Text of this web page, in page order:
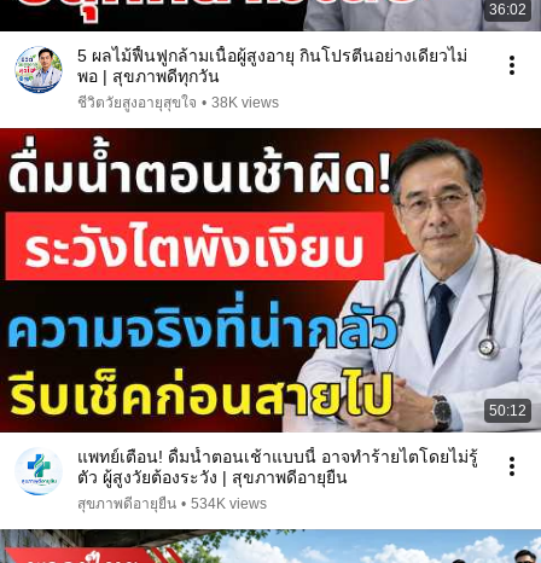
36:02
5 ผลไม้ฟื้นฟูกล้ามเนื้อผู้สูงอายุ กินโปรตีนอย่างเดียวไม่
พอ | สุขภาพดีทุกวัน
ชีวิตวัยสูงอายุสุขใจ • 38K views
50:12
แพทย์เตือน! ดื่มน้ำตอนเช้าแบบนี้ อาจทำร้ายไตโดยไม่รู้
ตัว ผู้สูงวัยต้องระวัง | สุขภาพดีอายุยืน
สุขภาพดีอายุยืน • 534K views